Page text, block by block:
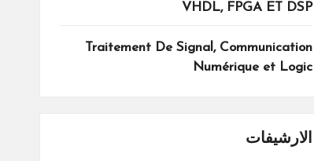
VHDL, FPGA ET DSP
Traitement De Signal, Communication
Numérique et Logic
الارشيفات